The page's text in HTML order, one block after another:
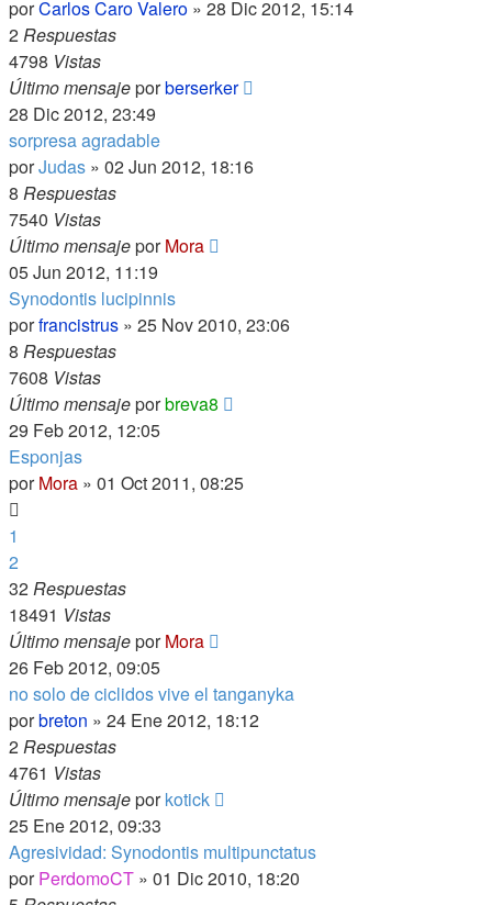
porCarlos Caro Valero » 28 Dic 2012, 15:14
2Respuestas
4798 Vistas
Último mensajeporberserker
28 Dic 2012, 23:49
sorpresa agradable
porJudas » 02 Jun 2012, 18:16
8 Respuestas
7540 Vistas
Último mensajeporMora
05 Jun 2012, 11:19
Synodontis lucipinnis
porfrancistrus » 25 Nov 2010, 23:06
8 Respuestas
7608 Vistas
Último mensajeporbreva8
29 Feb 2012, 12:05
Esponjas
porMora » 01 Oct 2011, 08:25
1
2
32Respuestas
18491 Vistas
Último mensajeporMora
26 Feb 2012, 09:05
no solo de ciclidos vive el tanganyka
porbreton » 24 Ene 2012, 18:12
2Respuestas
4761 Vistas
Último mensajeporkotick
25 Ene 2012, 09:33
Agresividad: Synodontis multipunctatus
porPerdomoCT » 01 Dic 2010, 18:20